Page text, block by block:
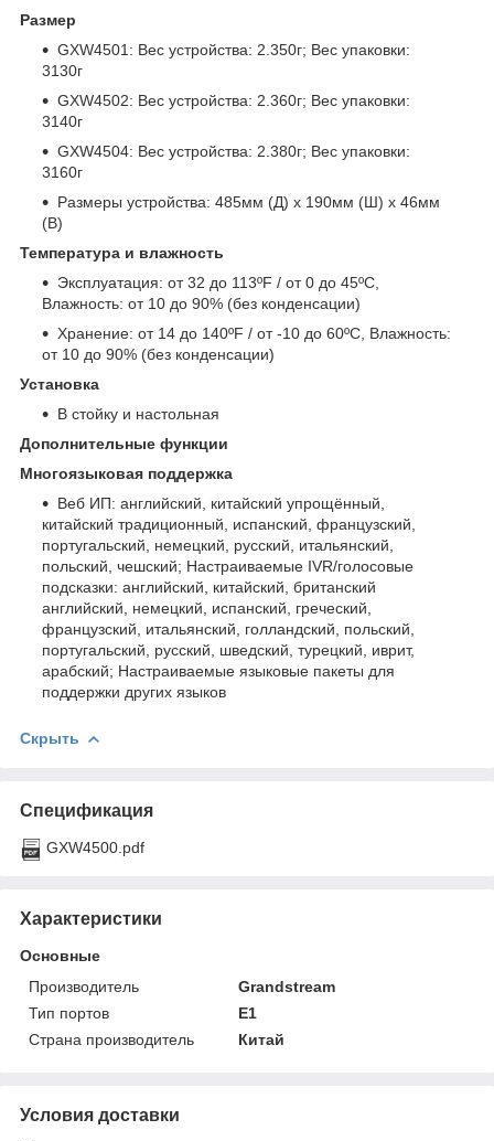
Размер
GXW4501: Вес устройства: 2.350г; Вес упаковки:
3130г
GXW4502: Вес устройства: 2.360г; Вес упаковки:
3140г
GXW4504: Вес устройства: 2.380г; Вес упаковки:
3160г
Размеры устройства: 485мм (Д) x 190мм (Ш) x 46мм
(В)
Температура и влажность
Эксплуатация: от 32 до 113ºF / от 0 до 45ºC,
Влажность: от 10 до 90% (без конденсации)
Хранение: от 14 до 140ºF / от -10 до 60ºC, Влажность:
от 10 до 90% (без конденсации)
Установка
В стойку и настольная
Дополнительные функции
Многоязыковая поддержка
Веб ИП: английский, китайский упрощённый,
китайский традиционный, испанский, французский,
португальский, немецкий, русский, итальянский,
польский, чешский; Настраиваемые IVR/голосовые
подсказки: английский, китайский, британский
английский, немецкий, испанский, греческий,
французский, итальянский, голландский, польский,
португальский, русский, шведский, турецкий, иврит,
арабский; Настраиваемые языковые пакеты для
поддержки других языков
Скрыть
Спецификация
GXW4500.pdf
Характеристики
Основные
Производитель
Grandstream
Тип портов
E1
Страна производитель
Китай
Условия доставки